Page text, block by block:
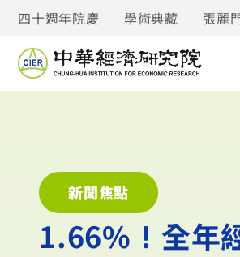
四十週年院慶 學術典藏 張麗
新聞焦點
1.66%！全年